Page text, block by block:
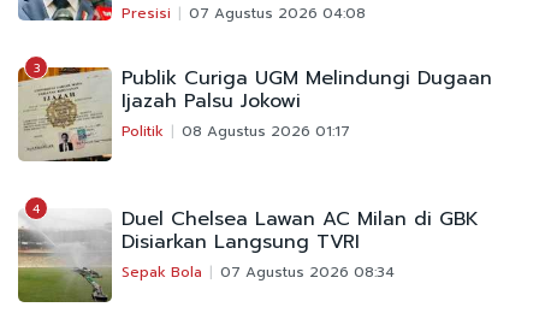
Presisi 07 Agustus 2026 04:08
3 Publik Curiga UGM Melindungi Dugaan
Ijazah Palsu Jokowi
Politik 08 Agustus 2026 01:17
4 Duel Chelsea Lawan AC Milan di GBK
Disiarkan Langsung TVRI
Sepak Bola 07 Agustus 2026 08:34